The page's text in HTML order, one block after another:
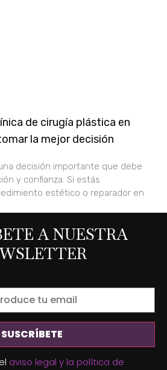
de cirugía plástica en
la mejor decisión
decisión importante que debe
y confianza. Si estás
estético o reparador en
A NUESTRA
aviso legal y la política de